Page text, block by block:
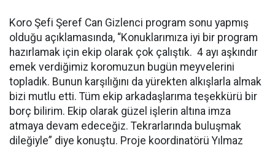
Koro Şefi Şeref Can Gizlenci program sonu yapmış
olduğu açıklamasında, “Konuklarımıza iyi bir program
hazırlamak için ekip olarak çok çalıştık. 4 ayı aşkındır
emek verdiğimiz koromuzun bugün meyvelerini
topladık. Bunun karşılığını da yürekten alkışlarla almak
bizi mutlu etti. Tüm ekip arkadaşlarıma teşekkürü bir
borç bilirim. Ekip olarak güzel işlerin altına imza
atmaya devam edeceğiz. Tekrarlarında buluşmak
dileğiyle” diye konuştu. Proje koordinatörü Yılmaz